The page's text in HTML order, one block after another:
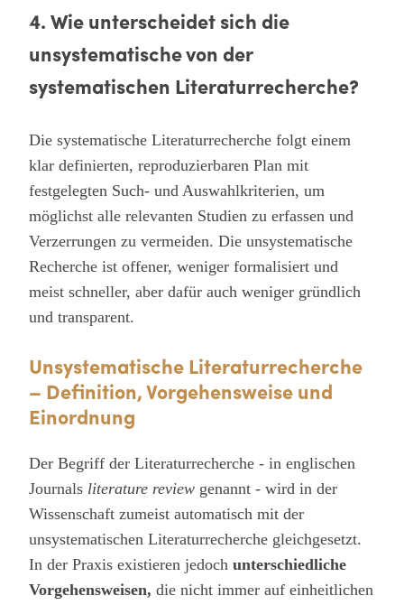
4. Wie unterscheidet sich die
unsystematische von der
systematischen Literaturrecherche?
Die systematische Literaturrecherche folgt einem
klar definierten, reproduzierbaren Plan mit
festgelegten Such- und Auswahlkriterien, um
möglichst alle relevanten Studien zu erfassen und
Verzerrungen zu vermeiden. Die unsystematische
Recherche ist offener, weniger formalisiert und
meist schneller, aber dafür auch weniger gründlich
und transparent.
Unsystematische Literaturrecherche
– Definition, Vorgehensweise und
Einordnung
Der Begriff der Literaturrecherche - in englischen
Journals literature review genannt - wird in der
Wissenschaft zumeist automatisch mit der
unsystematischen Literaturrecherche gleichgesetzt.
In der Praxis existieren jedoch unterschiedliche
Vorgehensweisen, die nicht immer auf einheitlichen